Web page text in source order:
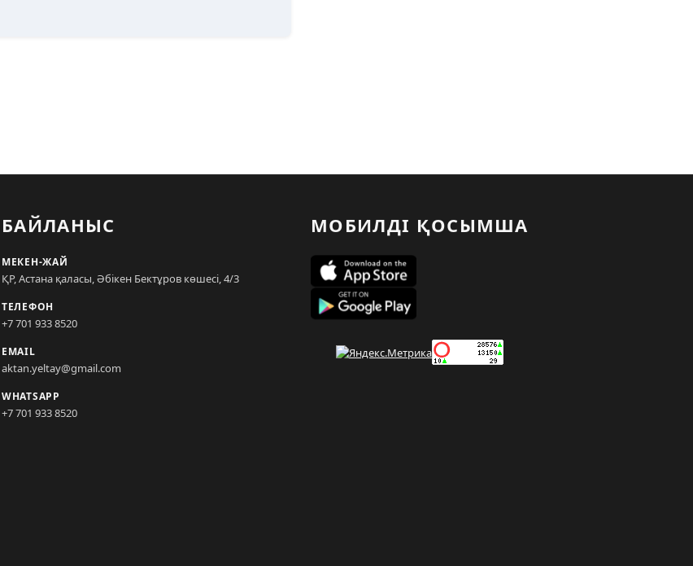
БАЙЛАНЫС
МЕКЕН-ЖАЙ
ҚР, Астана қаласы, Әбікен Бектұров көшесі, 4/3
ТЕЛЕФОН
+7 701 933 8520
EMAIL
aktan.yeltay@gmail.com
WHATSAPP
+7 701 933 8520
МОБИЛДІ ҚОСЫМША